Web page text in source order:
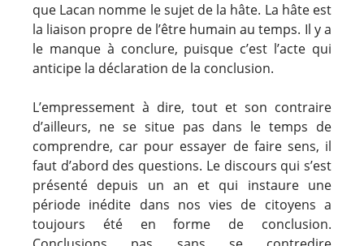
que Lacan nomme le sujet de la hâte. La hâte est
la liaison propre de l’être humain au temps. Il y a
le manque à conclure, puisque c’est l’acte qui
anticipe la déclaration de la conclusion.
L’empressement à dire, tout et son contraire
d’ailleurs, ne se situe pas dans le temps de
comprendre, car pour essayer de faire sens, il
faut d’abord des questions. Le discours qui s’est
présenté depuis un an et qui instaure une
période inédite dans nos vies de citoyens a
toujours été en forme de conclusion.